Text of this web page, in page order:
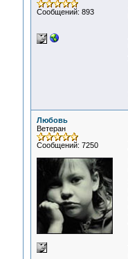
Сообщений: 893
Любовь
Ветеран
Сообщений: 7250